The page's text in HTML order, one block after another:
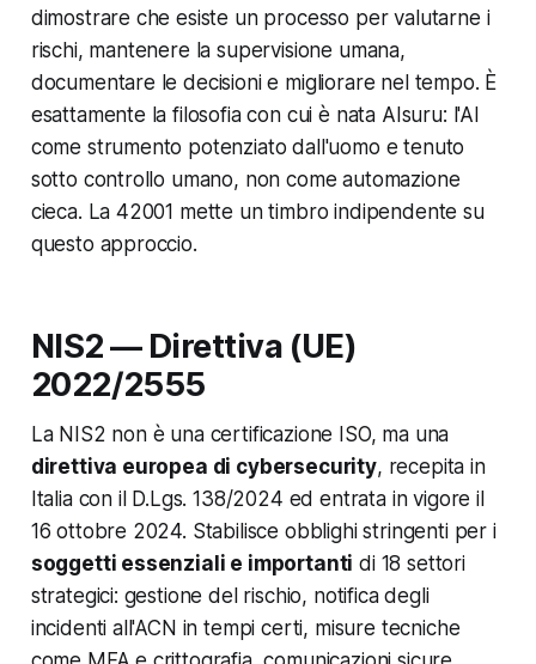
dimostrare che esiste un processo per valutarne i
rischi, mantenere la supervisione umana,
documentare le decisioni e migliorare nel tempo. È
esattamente la filosofia con cui è nata AIsuru: l'AI
come strumento potenziato dall'uomo e tenuto
sotto controllo umano, non come automazione
cieca. La 42001 mette un timbro indipendente su
questo approccio.
NIS2 — Direttiva (UE)
2022/2555
La NIS2 non è una certificazione ISO, ma una
direttiva europea di cybersecurity, recepita in
Italia con il D.Lgs. 138/2024 ed entrata in vigore il
16 ottobre 2024. Stabilisce obblighi stringenti per i
soggetti essenziali e importanti di 18 settori
strategici: gestione del rischio, notifica degli
incidenti all'ACN in tempi certi, misure tecniche